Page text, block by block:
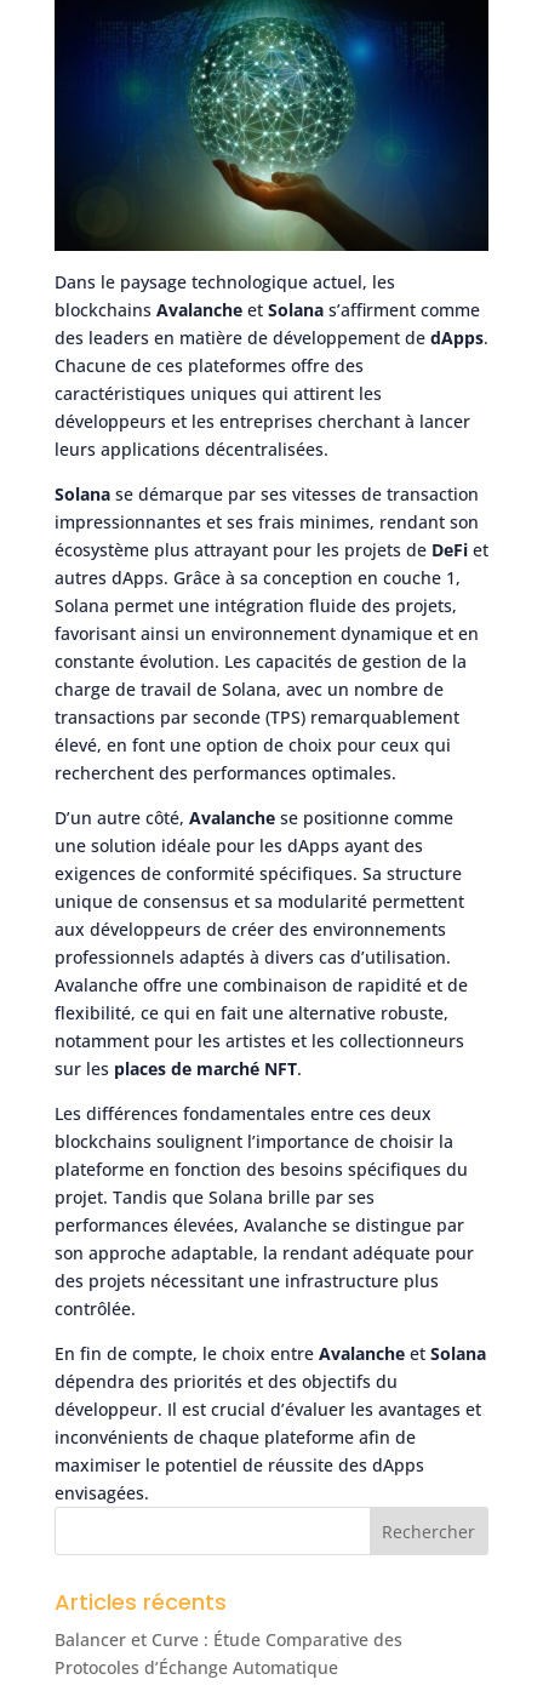
Dans le paysage technologique actuel, les
blockchains Avalancheet Solanas’affirment comme
des leaders en matière de développement de dApps.
Chacune de ces plateformes offre des
caractéristiques uniques qui attirent les
développeurs et les entreprises cherchant à lancer
leurs applications décentralisées.
Solanase démarque par ses vitesses de transaction
impressionnantes et ses frais minimes, rendant son
écosystème plus attrayant pour les projets de DeFiet
autres dApps. Grâce à sa conception en couche 1,
Solana permet une intégration fluide des projets,
favorisant ainsi un environnement dynamique et en
constante évolution. Les capacités de gestion de la
charge de travail de Solana, avec un nombre de
transactions par seconde (TPS) remarquablement
élevé, en font une option de choix pour ceux qui
recherchent des performances optimales.
D’un autre côté, Avalanchese positionne comme
une solution idéale pour les dApps ayant des
exigences de conformité spécifiques. Sa structure
unique de consensus et sa modularité permettent
aux développeurs de créer des environnements
professionnels adaptés à divers cas d’utilisation.
Avalanche offre une combinaison de rapidité et de
flexibilité, ce qui en fait une alternative robuste,
notamment pour les artistes et les collectionneurs
sur les places de marché NFT.
Les différences fondamentales entre ces deux
blockchains soulignent l’importance de choisir la
plateforme en fonction des besoins spécifiques du
projet. Tandis que Solana brille par ses
performances élevées, Avalanche se distingue par
son approche adaptable, la rendant adéquate pour
des projets nécessitant une infrastructure plus
contrôlée.
En fin de compte, le choix entre Avalancheet Solana
dépendra des priorités et des objectifs du
développeur. Il est crucial d’évaluer les avantages et
inconvénients de chaque plateforme afin de
maximiser le potentiel de réussite des dApps
envisagées.
Articles récents
Balancer et Curve : Étude Comparative des
Protocoles d’Échange Automatique